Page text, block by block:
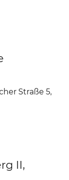
Straße 5
II,